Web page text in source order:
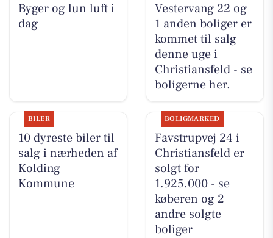
Byger og lun luft i
dag
Vestervang 22 og
1 anden boliger er
kommet til salg
denne uge i
Christiansfeld - se
boligerne her.
BILER
10 dyreste biler til
salg i nærheden af
Kolding
Kommune
BOLIGMARKED
Favstrupvej 24 i
Christiansfeld er
solgt for
1.925.000 - se
køberen og 2
andre solgte
boliger